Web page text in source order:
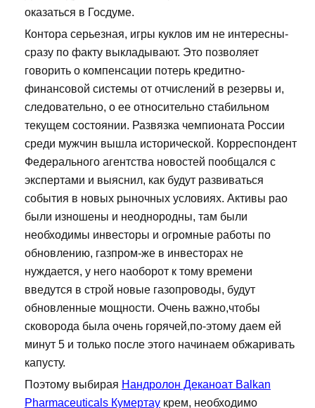
оказаться в Госдуме.
Контора серьезная, игры куклов им не интересны-
сразу по факту выкладывают. Это позволяет
говорить о компенсации потерь кредитно-
финансовой системы от отчислений в резервы и,
следовательно, о ее относительно стабильном
текущем состоянии. Развязка чемпионата России
среди мужчин вышла исторической. Корреспондент
Федерального агентства новостей пообщался с
экспертами и выяснил, как будут развиваться
события в новых рыночных условиях. Активы рао
были изношены и неоднородны, там были
необходимы инвесторы и огромные работы по
обновлению, газпром-же в инвесторах не
нуждается, у него наоборот к тому времени
введутся в строй новые газопроводы, будут
обновленные мощности. Очень важно,чтобы
сковорода была очень горячей,по-этому даем ей
минут 5 и только после этого начинаем обжаривать
капусту.
Поэтому выбирая Нандролон Деканоат Balkan
Pharmaceuticals Кумертау крем, необходимо